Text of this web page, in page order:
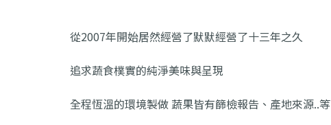
從2007年開始居然經營了默默經營了十三年之久
追求蔬食樸實的純淨美味與呈現
全程恆溫的環境製做 蔬果皆有篩檢報告、產地來源..等